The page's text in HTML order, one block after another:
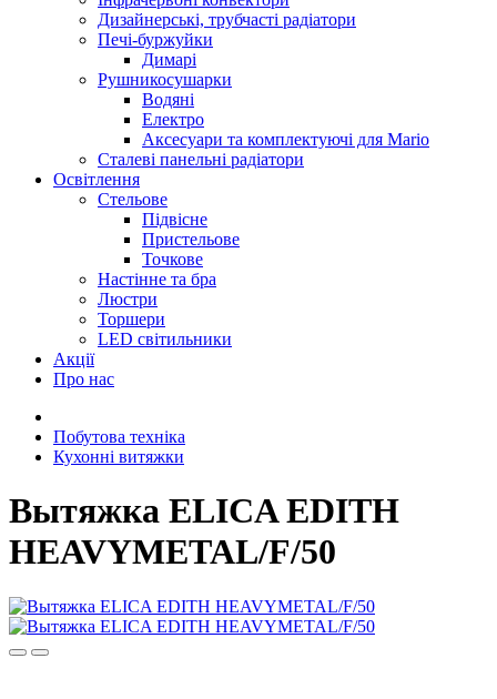
Дизайнерські, трубчасті радіатори
Печі-буржуйки
Димарі
Рушникосушарки
Водяні
Електро
Аксесуари та комплектуючі для Mario
Сталеві панельні радіатори
Освітлення
Стельове
Підвісне
Пристельове
Точкове
Настінне та бра
Люстри
Торшери
LED світильники
Акції
Про нас
Побутова техніка
Кухонні витяжки
Вытяжка ELICA EDITH
HEAVYMETAL/F/50